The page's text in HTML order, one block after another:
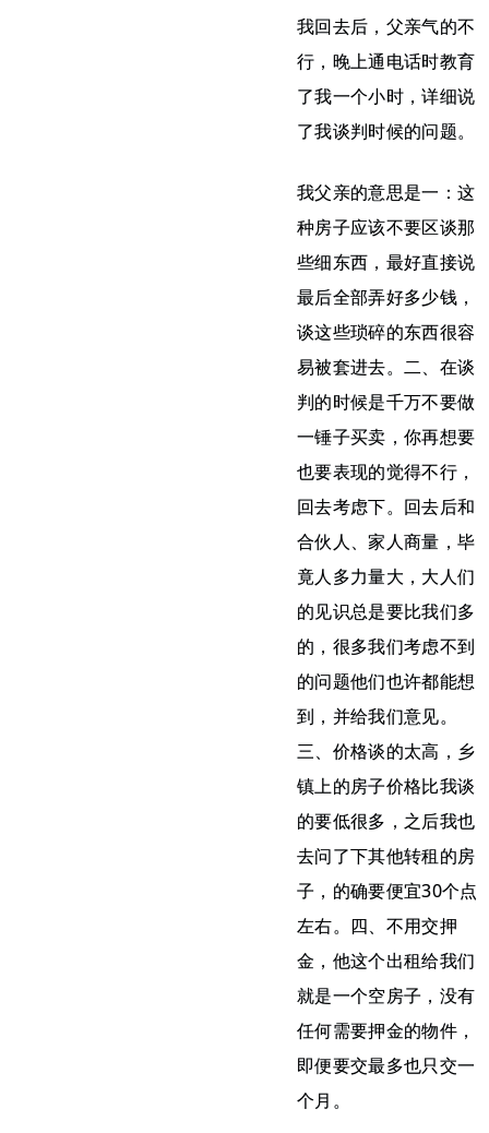
我回去后，父亲气的不
行，晚上通电话时教育
了我一个小时，详细说
了我谈判时候的问题。
我父亲的意思是一：这
种房子应该不要区谈那
些细东西，最好直接说
最后全部弄好多少钱，
谈这些琐碎的东西很容
易被套进去。二、在谈
判的时候是千万不要做
一锤子买卖，你再想要
也要表现的觉得不行，
回去考虑下。回去后和
合伙人、家人商量，毕
竟人多力量大，大人们
的见识总是要比我们多
的，很多我们考虑不到
的问题他们也许都能想
到，并给我们意见。
三、价格谈的太高，乡
镇上的房子价格比我谈
的要低很多，之后我也
去问了下其他转租的房
子，的确要便宜30个点
左右。四、不用交押
金，他这个出租给我们
就是一个空房子，没有
任何需要押金的物件，
即便要交最多也只交一
个月。